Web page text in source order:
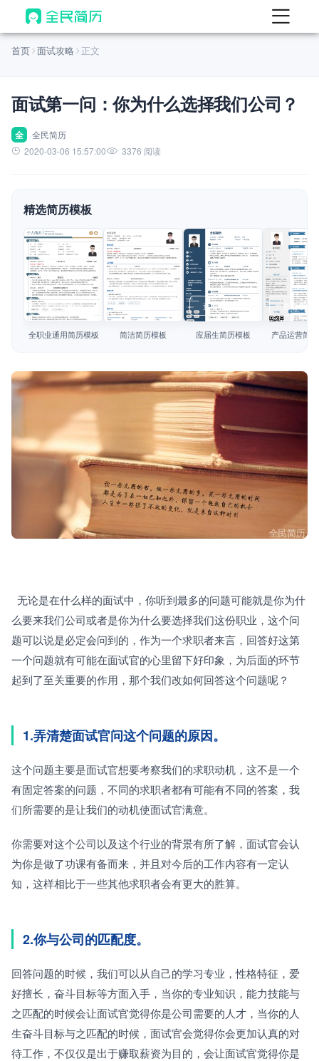
首页
AI 生成简历
AI 优化简历
AI 翻译简历
AI 模拟面试
面试自我介绍
AI 职场工具 New
简历模板
简历教程
首页 面试攻略 正文
面试第一问：你为什么选择我们公司？
全
全民简历
2020-03-06 15:57:00
3376 阅读
精选简历模板
查看模板
全职业通用简历模板
查看模板
简洁简历模板
查看模板
应届生简历模板
查看模板
产品运营简
么要来我们公司或者是你为什么要选择我们这份职业，这个问
题可以说是必定会问到的，作为一个求职者来言，回答好这第
一个问题就有可能在面试官的心里留下好印象，为后面的环节
起到了至关重要的作用，那个我们改如何回答这个问题呢？
1.弄清楚面试官问这个问题的原因。
这个问题主要是面试官想要考察我们的求职动机，这不是一个
有固定答案的问题，不同的求职者都有可能有不同的答案，我
们所需要的是让我们的动机使面试官满意。
你需要对这个公司以及这个行业的背景有所了解，面试官会认
为你是做了功课有备而来，并且对今后的工作内容有一定认
知，这样相比于一些其他求职者会有更大的胜算。
2.你与公司的匹配度。
回答问题的时候，我们可以从自己的学习专业，性格特征，爱
好擅长，奋斗目标等方面入手，当你的专业知识，能力技能与
之匹配的时候会让面试官觉得你是公司需要的人才，当你的人
生奋斗目标与之匹配的时候，面试官会觉得你会更加认真的对
待工作，不仅仅是出于赚取薪资为目的，会让面试官觉得你是